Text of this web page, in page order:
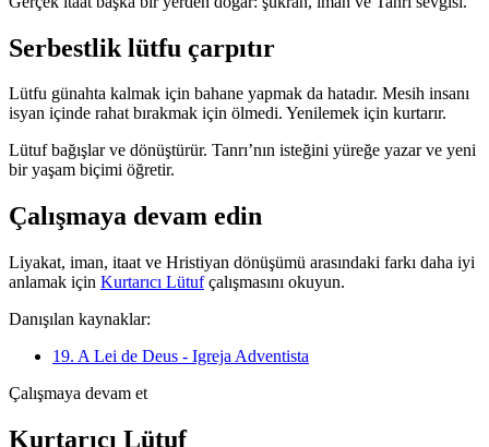
Serbestlik lütfu çarpıtır
Lütfu günahta kalmak için bahane yapmak da hatadır. Mesih insanı
isyan içinde rahat bırakmak için ölmedi. Yenilemek için kurtarır.
Lütuf bağışlar ve dönüştürür. Tanrı’nın isteğini yüreğe yazar ve yeni
bir yaşam biçimi öğretir.
Çalışmaya devam edin
Liyakat, iman, itaat ve Hristiyan dönüşümü arasındaki farkı daha iyi
anlamak için Kurtarıcı Lütufçalışmasını okuyun.
Danışılan kaynaklar:
19. A Lei de Deus - Igreja Adventista
Çalışmaya devam et
Kurtarıcı Lütuf